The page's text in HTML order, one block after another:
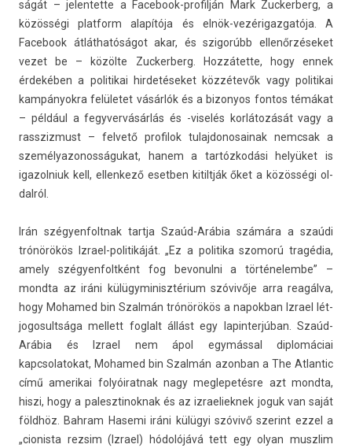
ságát – jelen­tette a Facebook-profilján Mark Zuc­kerberg, a
közösségi plat­form alapítója és elnök-vezérigazgatója. A
Facebook átláthatóságot akar, és szigorúbb ellenőrzéseket
vezet be – közölte Zuc­kerberg. Hozzátette, hogy ennek
érdekében a politikai hir­detéseket közzétevők vagy politikai
kam­pányok­ra felületet vásárlók és a bi­zonyos fon­tos témákat
– például a fegyver­vásár­lás és -viselés korlátozását vagy a
rassziz­must – fel­vető pro­filok tulaj­donosainak nemcsak a
személyazonos­ságukat, hanem a tartózkodási helyüket is
igazol­niuk kell, el­lenkező esetb­en kitiltják őket a közösségi ol­
dalról.
Irán szégyen­foltnak tartja Szaúd-Arábia számára a szaúdi
trónörökös Izrael-politikáját. „Ez a politika szomorú tragédia,
amely szégyen­foltként fog be­vonul­ni a tör­ténelem­be” –
mondta az iráni külügyminisztérium szóvivője arra reagálva,
hogy Mohamed bin Szalmán trónörökös a napok­ban Iz­rael lét­
jogosultsága mel­lett fog­lalt állást egy lapin­terjúban. Szaúd-
Arábia és Iz­rael nem ápol egymással di­plomáciai
kapcsolatokat, Mohamed bin Szalmán azon­ban a The At­lantic
című amerikai folyóirat­nak nagy meg­lepetés­re azt mondta,
hiszi, hogy a palesztinok­nak és az iz­raeliek­nek joguk van saját
földhöz. Bah­ram Hasemi iráni külügyi szóvivő szerint ezzel a
„cionis­ta re­zsim (Iz­rael) hódolójává tett egy olyan muszlim